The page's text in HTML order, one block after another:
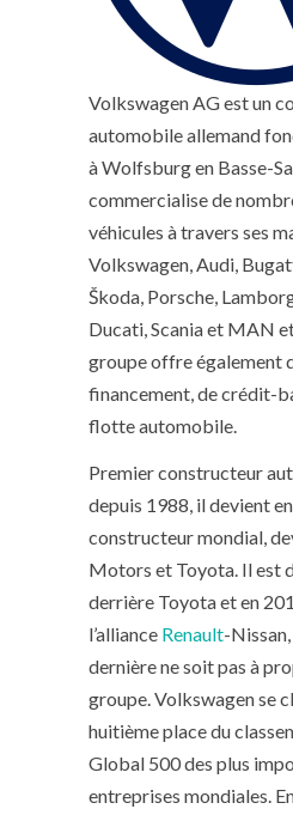
Volkswagen AG est un
automobile allemand
à Wolfsburg en Basse-
commercialise de
véhicules à travers ses
Volkswagen, Audi,
Škoda, Porsche,
Ducati, Scania et MAN
groupe offre également
financement, de crédit-
flotte automobile.
Premier constructeur
depuis 1988, il devient
constructeur mondial,
Motors et Toyota. Il est
derrière Toyota et en
l’alliance Renault-
dernière ne soit pas à
groupe. Volkswagen se
huitième place du
Global 500 des plus
entreprises mondiales.